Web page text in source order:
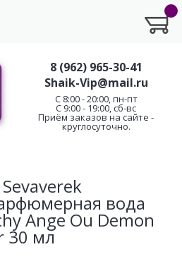
8 (962) 965-30-41
Shaik-Vip@mail.ru
C 8:00 - 20:00, пн-пт
С 9:00 - 19:00, сб-вс
Приём заказов на сайте -
круглосуточно.
вода
Ange Ou Demon
30 мл